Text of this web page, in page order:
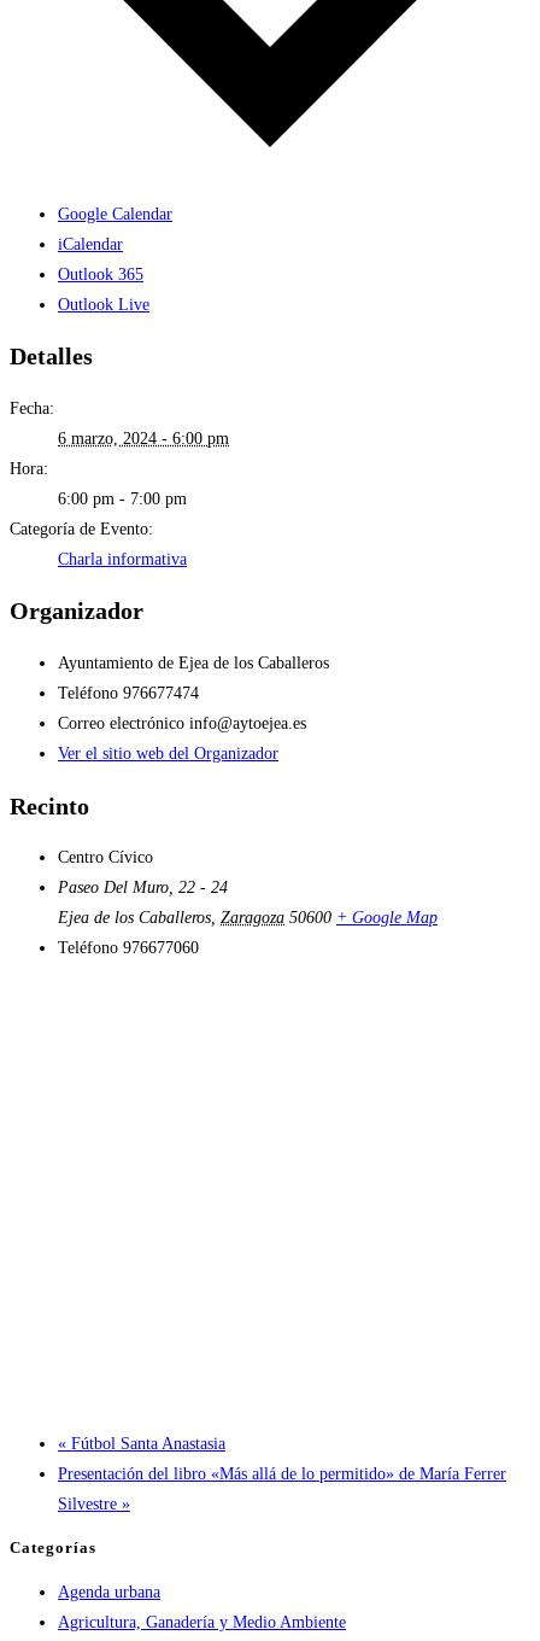
Google Calendar
iCalendar
Outlook 365
Outlook Live
Detalles
Fecha:
6 marzo, 2024 - 6:00 pm
Hora:
6:00 pm - 7:00 pm
Categoría de Evento:
Charla informativa
Organizador
Ayuntamiento de Ejea de los Caballeros
Teléfono 976677474
Correo electrónico info@aytoejea.es
Ver el sitio web del Organizador
Recinto
Centro Cívico
Paseo Del Muro, 22 - 24
Ejea de los Caballeros, Zaragoza 50600 + Google Map
Teléfono 976677060
« Fútbol Santa Anastasia
Presentación del libro «Más allá de lo permitido» de María Ferrer
Silvestre »
Categorías
Agenda urbana
Agricultura, Ganadería y Medio Ambiente